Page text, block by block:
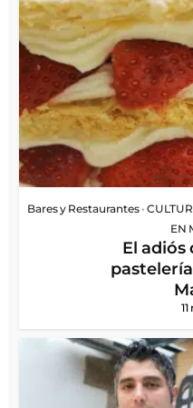
Bares y Restaurantes •
EN
El adiós